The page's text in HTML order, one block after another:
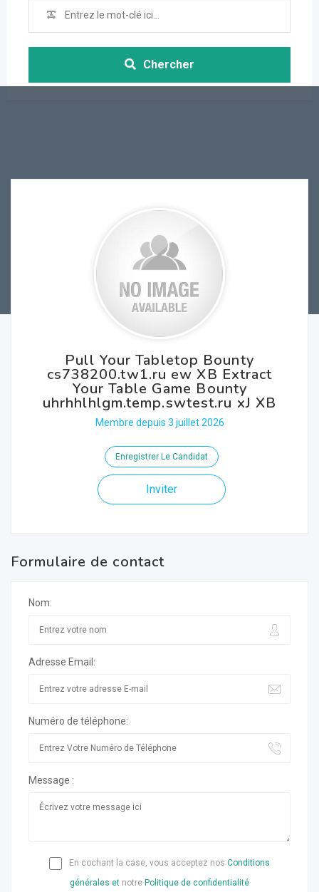
Chercher
Pull Your Tabletop Bounty
cs738200.tw1.ru ew XB Extract
Your Table Game Bounty
uhrhhlhlgm.temp.swtest.ru xJ XB
Membre depuis 3 juillet 2026
Enregistrer Le Candidat
Inviter
Formulaire de contact
Nom:
Adresse Email:
Numéro de téléphone:
Message :
En cochant la case, vous acceptez nos Conditions
générales et notre Politique de confidentialité